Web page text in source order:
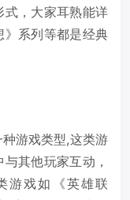
式，大家耳熟能详
》系列等都是经典
游戏类型,这类游
其他玩家互动，
游戏如《英雄联